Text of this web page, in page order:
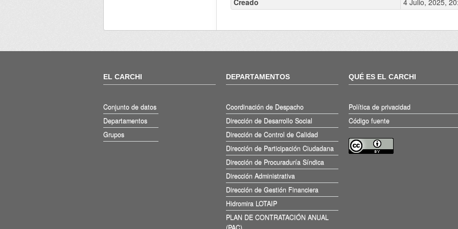
EL CARCHI
Conjunto de datos
Departamentos
Grupos
DEPARTAMENTOS
Coordinación de Despacho
Dirección de Desarrollo Social
Dirección de Control de Calidad
Dirección de Participación Ciudadana
Dirección de Procuraduría Síndica
Dirección Administrativa
Dirección de Gestión Financiera
Hidromira LOTAIP
PLAN DE CONTRATACIÓN ANUAL
QUÉ ES EL CARCHI
Política de privacidad
Código fuente